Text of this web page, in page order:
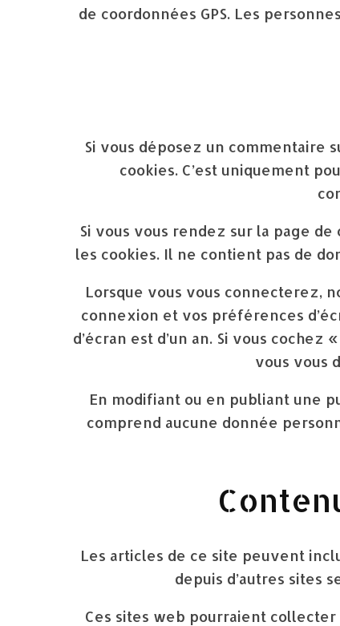
de coordonnées GPS. Les
Si vous déposez un commentaire
cookies. C’est uniquement
Si vous vous rendez sur la page
les cookies. Il ne contient pas de
Lorsque vous vous connecterez,
connexion et vos préférences
d’écran est d’un an. Si vous
vous vous
En modifiant ou en publiant une
comprend aucune donnée
Les articles de ce site peuvent
depuis d’autres sites
Ces sites web pourraient